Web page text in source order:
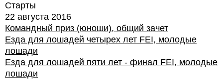
Старты
22 августа 2016
Командный приз (юноши), общий зачет
Езда для лошадей четырех лет FEI, молодые
лошади
Езда для лошадей пяти лет - финал FEI, молодые
лошади